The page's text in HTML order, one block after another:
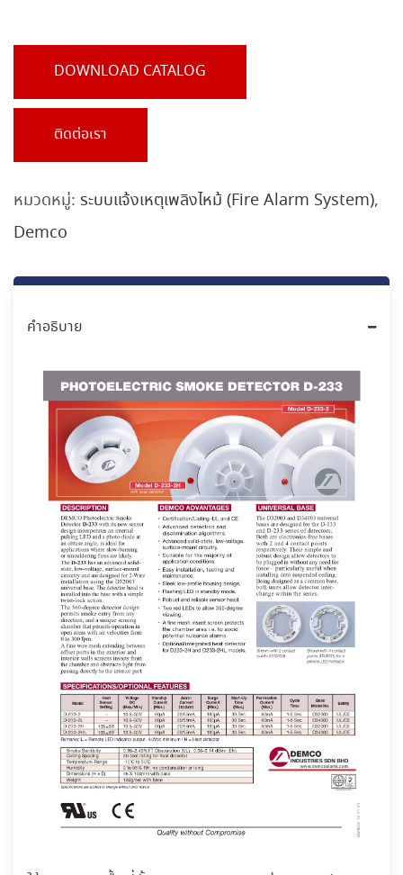
DOWNLOAD CATALOG
ติดต่อเรา
หมวดหมู่: ระบบแจ้งเหตุเพลิงไหม้ (Fire Alarm System),
Demco
คำอธิบาย